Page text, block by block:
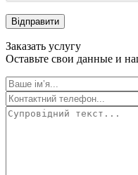
Відправити
Заказать услугу
Оставьте свои данные и